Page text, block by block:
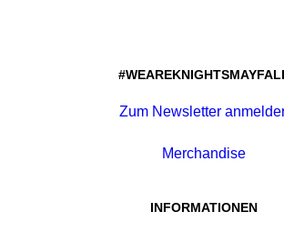
Zum Newsletter
Merchandise
INFORMATIONEN